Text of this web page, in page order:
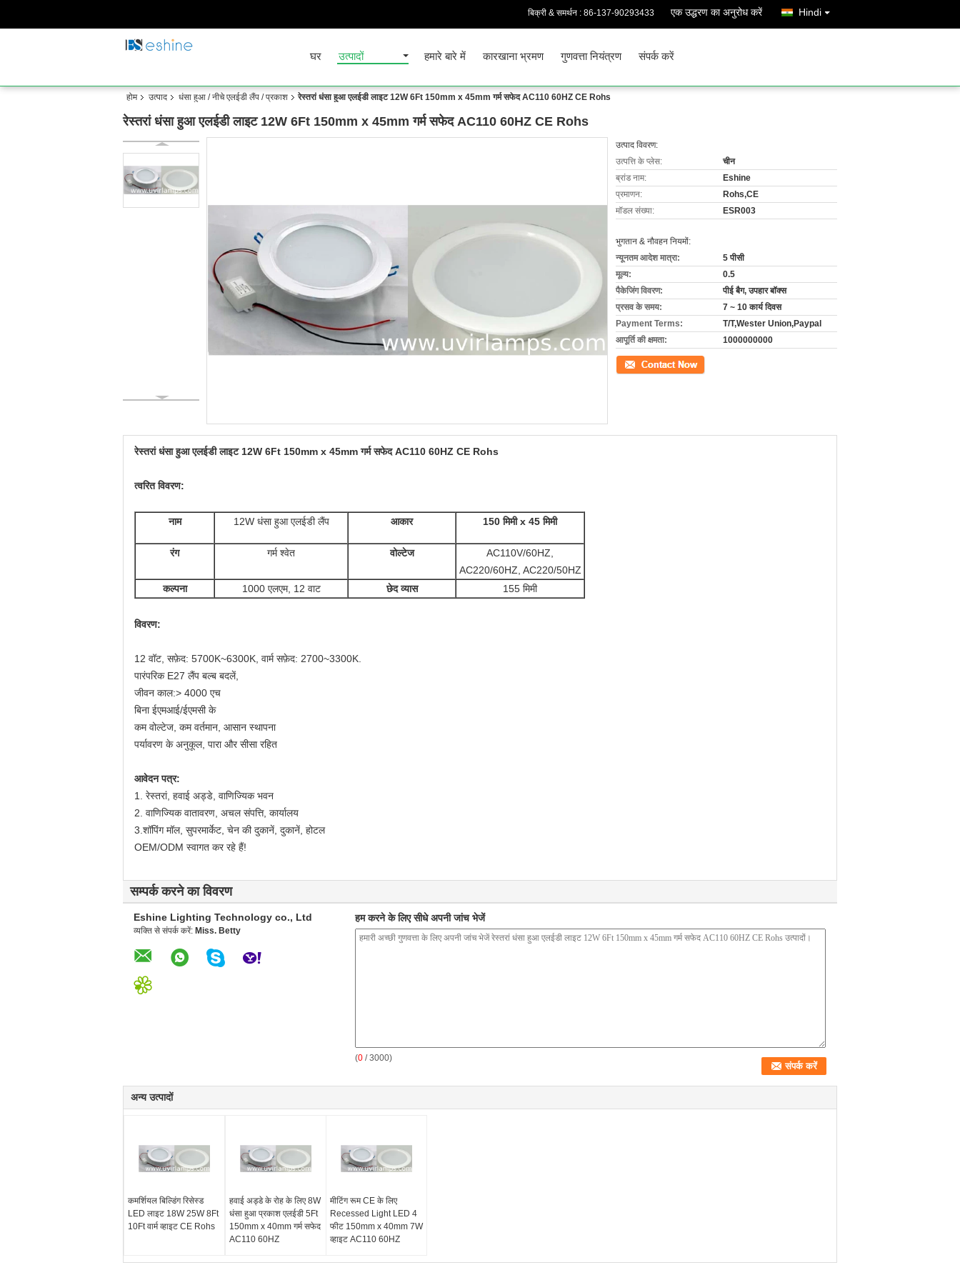
बिक्री & समर्थन : 86-137-90293433 एक उद्धरण का अनुरोध करें Hindi
घर उत्पादों हमारे बारे में कारखाना भ्रमण गुणवत्ता नियंत्रण संपर्क करें
होम उत्पाद धंसा हुआ / नीचे एलईडी लैंप / प्रकाश रेस्तरां धंसा हुआ एलईडी लाइट 12W 6Ft 150mm x 45mm गर्म सफेद AC110 60HZ CE Rohs
रेस्तरां धंसा हुआ एलईडी लाइट 12W 6Ft 150mm x 45mm गर्म सफेद AC110 60HZ CE Rohs
उत्पाद विवरण:
उत्पत्ति के प्लेस:
चीन
ब्रांड नाम:
Eshine
प्रमाणन:
Rohs,CE
मॉडल संख्या:
ESR003
भुगतान & नौवहन नियमों:
न्यूनतम आदेश मात्रा:
5 पीसी
मूल्य:
0.5
पैकेजिंग विवरण:
पीई बैग, उपहार बॉक्स
प्रसव के समय:
7 ~ 10 कार्य दिवस
Payment Terms:
T/T,Wester Union,Paypal
आपूर्ति की क्षमता:
1000000000
संपर्क करें
रेस्तरां धंसा हुआ एलईडी लाइट 12W 6Ft 150mm x 45mm गर्म सफेद AC110 60HZ CE Rohs
त्वरित विवरण:
नाम 12W धंसा हुआ एलईडी लैंप आकार 150 मिमी x 45 मिमी
रंग गर्म श्वेत वोल्टेज
AC110V/60HZ,
AC220/60HZ, AC220/50HZ
कल्पना
1000 एलएम, 12 वाट छेद व्यास 155 मिमी
विवरण:
12 वॉट, सफ़ेद: 5700K~6300K, वार्म सफ़ेद: 2700~3300K.
पारंपरिक E27 लैंप बल्ब बदलें,
जीवन काल:> 4000 एच
बिना ईएमआई/ईएमसी के
कम वोल्टेज, कम वर्तमान, आसान स्थापना
पर्यावरण के अनुकूल, पारा और सीसा रहित
आवेदन पत्र:
1. रेस्तरां, हवाई अड्डे, वाणिज्यिक भवन
2. वाणिज्यिक वातावरण, अचल संपत्ति, कार्यालय
3.शॉपिंग मॉल, सुपरमार्केट, चेन की दुकानें, दुकानें, होटल
OEM/ODM स्वागत कर रहे हैं!
सम्पर्क करने का विवरण
Eshine Lighting Technology co., Ltd
व्यक्ति से संपर्क करें: Miss. Betty
हम करने के लिए सीधे अपनी जांच भेजें
(0 / 3000)
अन्य उत्पादों
कमर्शियल बिल्डिंग रिसेस्ड
LED लाइट 18W 25W 8Ft
10Ft वार्म व्हाइट CE Rohs
हवाई अड्डे के रोह के लिए 8W
धंसा हुआ प्रकाश एलईडी 5Ft
150mm x 40mm गर्म सफेद
AC110 60HZ
मीटिंग रूम CE के लिए
Recessed Light LED 4
फीट 150mm x 40mm 7W
व्हाइट AC110 60HZ